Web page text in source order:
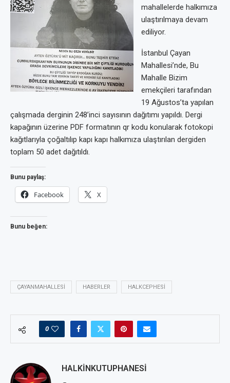
mahallelerde halkımıza
ulaştırılmaya devam
ediliyor.
İstanbul Çayan
Mahallesi’nde, Bu
Mahalle Bizim
emekçileri tarafından
19 Ağustos’ta yapılan
çalışmada derginin 248’inci sayısının dağıtımı yapıldı. Dergi
kapağının üzerine PDF formatının qr kodu konularak fotokopi
kağıtlarıyla çoğaltılıp kapı kapı halkımıza ulaştırılan dergiden
toplam 50 adet dağıtıldı.
Bunu paylaş:
Facebook X
Bunu beğen:
ÇAYANMAHALLESI HABERLER HALKCEPHESI
0
HALKINKUTUPHANESI